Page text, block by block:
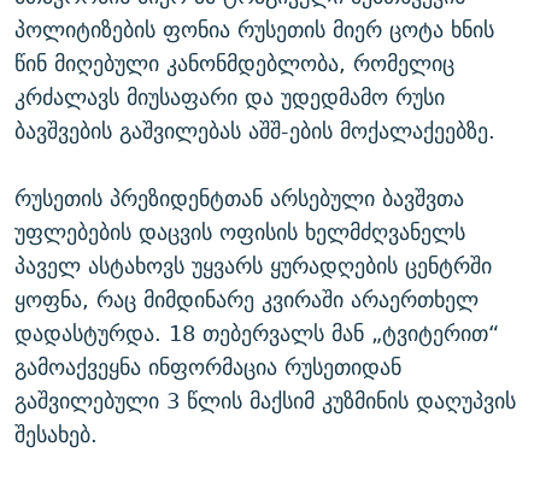
პოლიტიზების ფონია რუსეთის მიერ ცოტა ხნის
წინ მიღებული კანონმდებლობა, რომელიც
კრძალავს მიუსაფარი და უდედმამო რუსი
ბავშვების გაშვილებას აშშ-ების მოქალაქეებზე.
რუსეთის პრეზიდენტთან არსებული ბავშვთა
უფლებების დაცვის ოფისის ხელმძღვანელს
პაველ ასტახოვს უყვარს ყურადღების ცენტრში
ყოფნა, რაც მიმდინარე კვირაში არაერთხელ
დადასტურდა. 18 თებერვალს მან „ტვიტერით“
გამოაქვეყნა ინფორმაცია რუსეთიდან
გაშვილებული 3 წლის მაქსიმ კუზმინის დაღუპვის
შესახებ.